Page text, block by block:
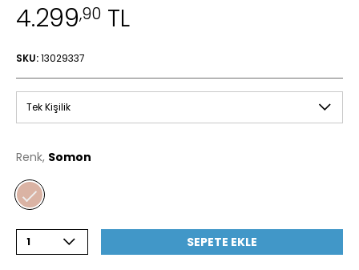
4.299,90 TL
SKU:13029337
Tek Kişilik
Renk, Somon
1 SEPETE EKLE